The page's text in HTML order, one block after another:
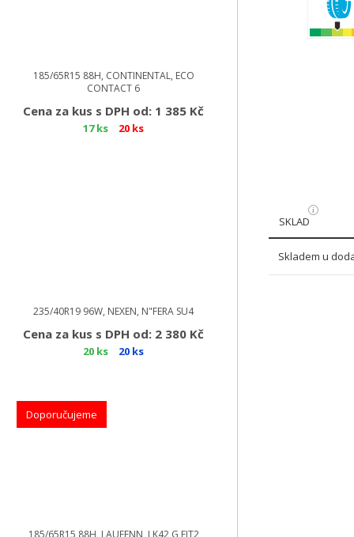
185/65R15 88H, CONTINENTAL, ECO
CONTACT 6
Cena za kus s DPH od: 1 385 Kč
17 ks 20 ks
235/40R19 96W, NEXEN, N"FERA SU4
Cena za kus s DPH od: 2 380 Kč
20 ks 20 ks
Doporučujeme
185/65R15 88H, LAUFENN, LK42 G FIT2
SKLAD
Skladem u